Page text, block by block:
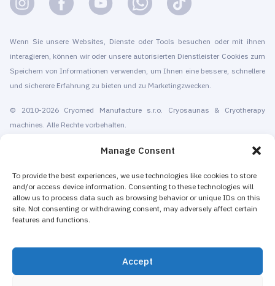
Manage Consent
To provide the best experiences, we use technologies like cookies to store
and/or access device information. Consenting to these technologies will
allow us to process data such as browsing behavior or unique IDs on this
site. Not consenting or withdrawing consent, may adversely affect certain
features and functions.
Accept
Wenn Sie unsere Websites, Dienste oder Tools besuchen oder mit ihnen
interagieren, können wir oder unsere autorisierten Dienstleister Cookies zum
Speichern von Informationen verwenden, um Ihnen eine bessere, schnellere
und sicherere Erfahrung zu bieten und zu Marketingzwecken.
© 2010-2026 Cryomed Manufacture s.r.o. Cryosaunas & Cryotherapy
machines. Alle Rechte vorbehalten.
Cryomed produziert seit 2002 Kryotherapie-Geräte. Unsere Ganzkörper-
Kryosauna und lokalen kryogenen Geräte sind CE-zertifiziert. Wir bieten
Installation und Wartung, Schulung und Zertifizierung, Marketing und
Förderung von Kryotherapie-Dienstleistungen, sowohl für eigenständige
Kryotherapie hinzufügen, um ihren Umsatz zu steigern. Die Mehrheit der
Kryotherapiegeräte von Cryomed für den ganzen Körper und die lokale
Kryotherapie werden als nichtmedizinische Geräte an Spas, Hotels,